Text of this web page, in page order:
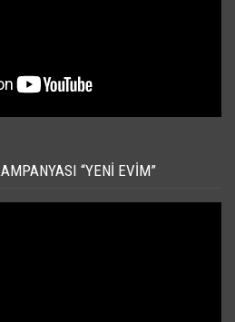
“YENI EVIM”